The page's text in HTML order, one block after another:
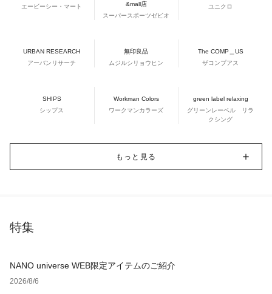
エービーシー・マート
&mall店
スーパースポーツゼビオ
ユニクロ
URBAN RESEARCH
アーバンリサーチ
無印良品
ムジルシリョウヒン
The COMP＿US
ザコンプアス
SHIPS
シップス
Workman Colors
ワークマンカラーズ
green label relaxing
グリーンレーベル リラ
クシング
もっと見る
特集
NANO universe WEB限定アイテムのご紹介
2026/8/6